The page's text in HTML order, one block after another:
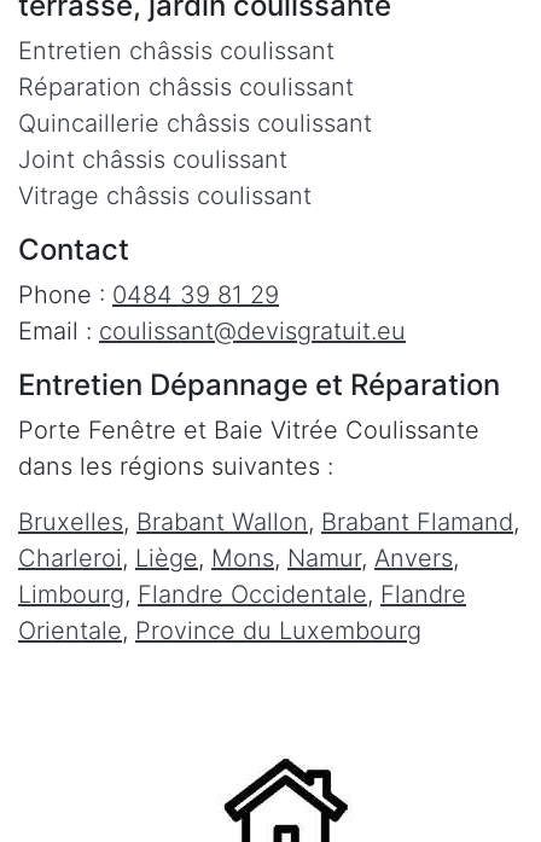
Entretien châssis coulissant
Réparation châssis coulissant
Quincaillerie châssis coulissant
Joint châssis coulissant
Vitrage châssis coulissant
Contact
Phone : 0484 39 81 29
Email : coulissant@devisgratuit.eu
Entretien Dépannage et Réparation
Porte Fenêtre et Baie Vitrée Coulissante
dans les régions suivantes :
Bruxelles, Brabant Wallon, Brabant Flamand,
Charleroi, Liège, Mons, Namur, Anvers,
Limbourg, Flandre Occidentale, Flandre
Orientale, Province du Luxembourg